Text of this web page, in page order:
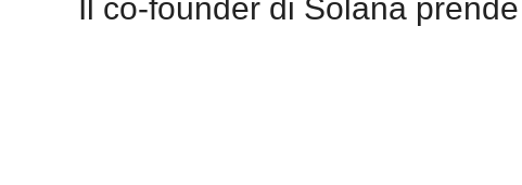
Il co-founder di Solana